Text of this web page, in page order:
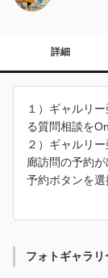
詳細
１）ギャルリ
る質問相談を
２）ギャルリ
廊訪問の予約
予約ボタンを
フォトギャラリ